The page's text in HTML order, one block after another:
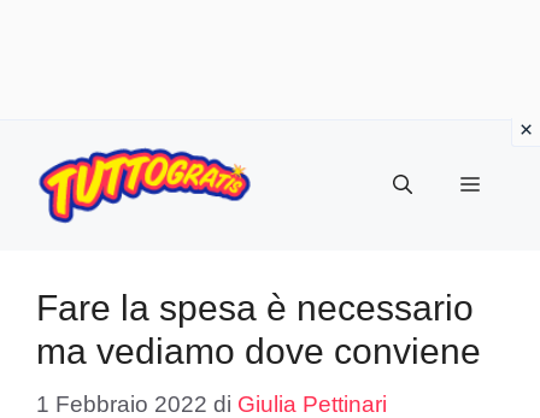
contenuto
Menu
Fare la spesa è necessario
ma vediamo dove conviene
1 Febbraio 2022 di Giulia Pettinari